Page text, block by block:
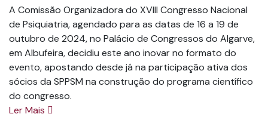
A Comissão Organizadora do XVIII Congresso Nacional
de Psiquiatria, agendado para as datas de 16 a 19 de
outubro de 2024, no Palácio de Congressos do Algarve,
em Albufeira, decidiu este ano inovar no formato do
evento, apostando desde já na participação ativa dos
sócios da SPPSM na construção do programa científico
do congresso.
Ler Mais